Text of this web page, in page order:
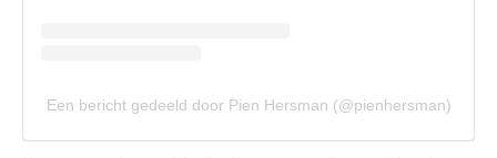
Een bericht gedeeld door Pien Hersman (@pienhersman)